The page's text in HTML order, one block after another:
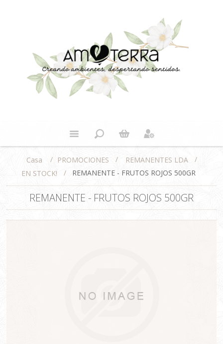
Casa / PROMOCIONES / REMANENTES LDA
/
EN STOCK!
/ REMANENTE - FRUTOS ROJOS 500GR
REMANENTE - FRUTOS ROJOS 500GR